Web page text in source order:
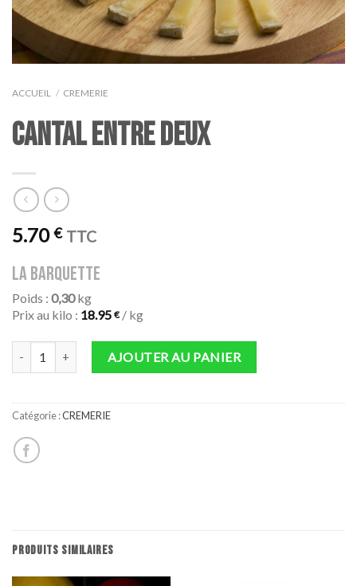
ACCUEIL / CREMERIE
CANTAL ENTRE DEUX
5.70€ TTC
la barquette
Poids : 0,30kg
Prix au kilo : 18.95 €/ kg
quantité de CANTAL ENTRE DEUX
AJOUTER AU PANIER
Catégorie :CREMERIE
PRODUITS SIMILAIRES